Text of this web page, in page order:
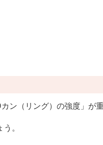
ン（リング）の強度」が重
。